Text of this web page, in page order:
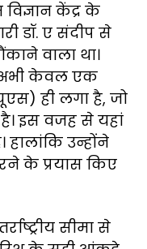
केंद्र के
डॉ. ए संदीप से
वाला था।
अभी केवल एक
ही लगा है, जो
इस वजह से यहां
हालांकि उन्होंने
के प्रयास किए
सीमा से